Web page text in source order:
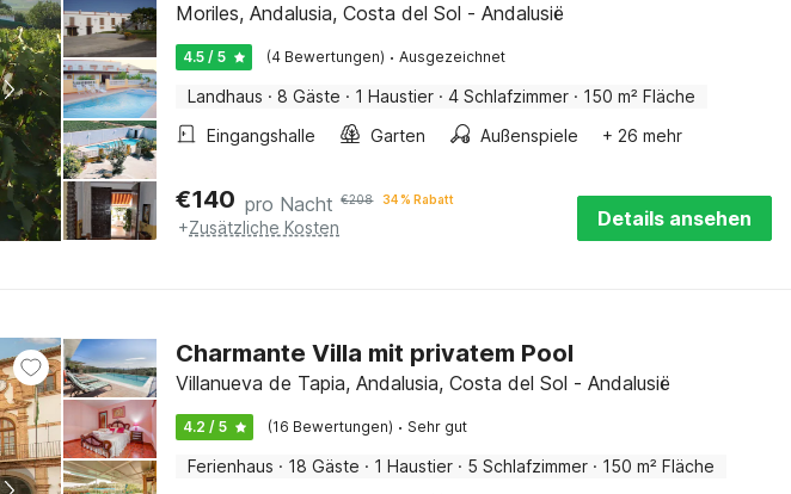
Moriles, Andalusia, Costa del Sol - Andalusië
4.5 / 5 (4 Bewertungen) · Ausgezeichnet
Landhaus · 8 Gäste · 1 Haustier · 4 Schlafzimmer · 150 m² Fläche
Eingangshalle
Garten Außenspiele + 26 mehr
€140 pro Nacht €208 34 % Rabatt
+Zusätzliche Kosten Details ansehen
Charmante Villa mit privatem Pool
Villanueva de Tapia, Andalusia, Costa del Sol - Andalusië
4.2 / 5 (16 Bewertungen) · Sehr gut
Ferienhaus · 18 Gäste · 1 Haustier · 5 Schlafzimmer · 150 m² Fläche